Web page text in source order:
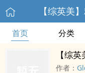
【综英美
首页 分类
【综
作者：